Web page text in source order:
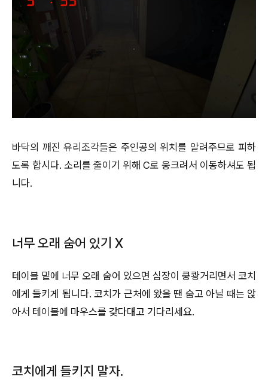
바닥의 깨진 유리조각들은 주인공의 위치를 알려주므로 피하
도록 합시다. 소리를 줄이기 위해 C로 웅크려서 이동하셔도 됩
니다.
너무 오래 숨어 있기 X
테이블 밑에 너무 오래 숨어 있으면 심장이 쿵쾅거리면서 코치
에게 들키게 됩니다. 코치가 근처에 왔을 땐 숨고 아닐 때는 앉
아서 테이블에 마우스를 갖다대고 기다리세요.
코치에게 들키지 말자.